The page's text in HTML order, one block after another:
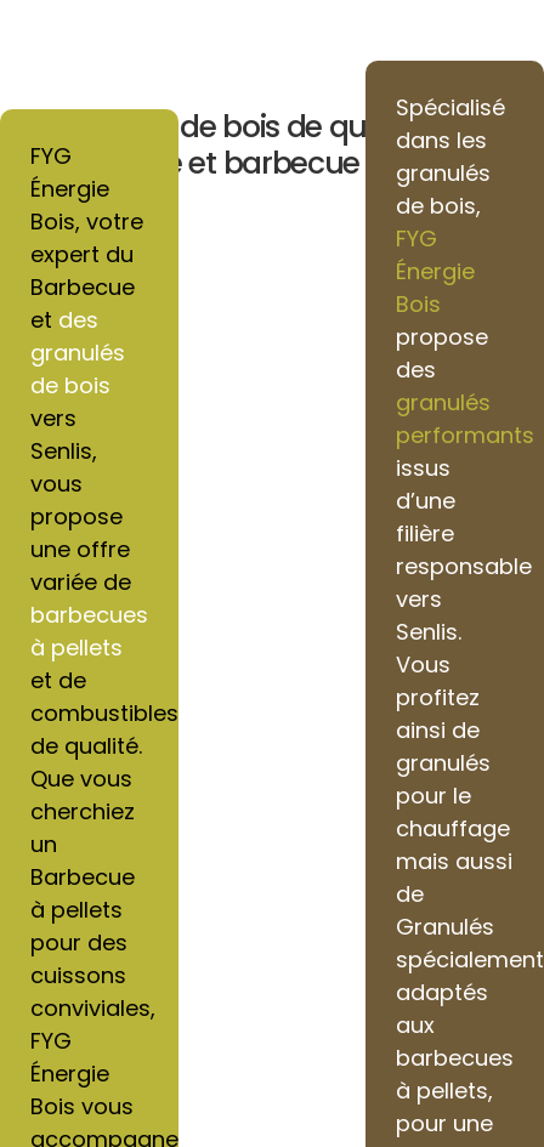
Granulés de bois de qualité pour
chauffage et barbecue vers Senlis
FYG
Énergie
Bois, votre
expert du
Barbecue
et des
granulés
de bois
vers
Senlis,
vous
propose
une offre
variée de
barbecues
à pellets
et de
combustibles
de qualité.
Que vous
cherchiez
un
Barbecue
à pellets
pour des
cuissons
conviviales,
FYG
Énergie
Bois vous
accompagne
Spécialisé
dans les
granulés
de bois,
FYG
Énergie
Bois
propose
des
granulés
performants
issus
d’une
filière
responsable
vers
Senlis.
Vous
profitez
ainsi de
granulés
pour le
chauffage
mais aussi
de
Granulés
spécialement
adaptés
aux
barbecues
à pellets,
pour une